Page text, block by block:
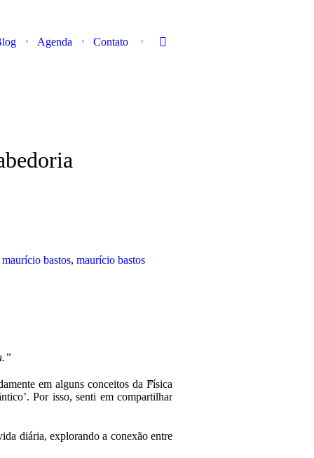
Agenda Contato
maurício bastos, maurício bastos
em alguns conceitos da Física
Por isso, senti em compartilhar
diária, explorando a conexão entre